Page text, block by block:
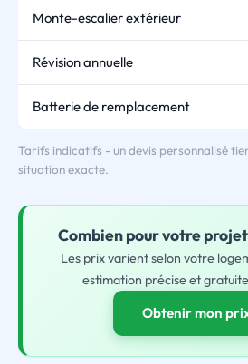
Monte-escalier extérieur
Révision annuelle
Batterie de remplacement
Tarifs indicatifs - un devis personnalisé
situation exacte.
Combien pourvotreprojet
Les prix varient selon votre
estimation précise et
Obtenir mon